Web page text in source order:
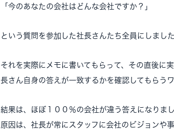
「今のあなたの会社はどんな会社ですか？」
という質問を参加した社長さんたち全員にしました
それを実際にメモに書いてもらって、その直後に
長さん自身の答えが一致するかを確認してもらう
結果は、ほぼ１００％の会社が違う答えになりまし
原因は、社長が常にスタッフに会社のビジョンや